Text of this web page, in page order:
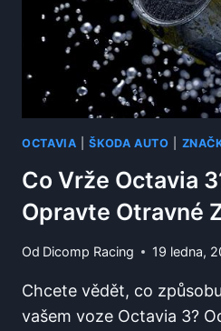
MOTORY
OCTAVIA |ŠKODA AUTO
Co Vrže Octavia
Opravte Otravné
Od Dicomp Racing 19 ledna,
Chcete vědět, co
vašem voze Octavia 3?